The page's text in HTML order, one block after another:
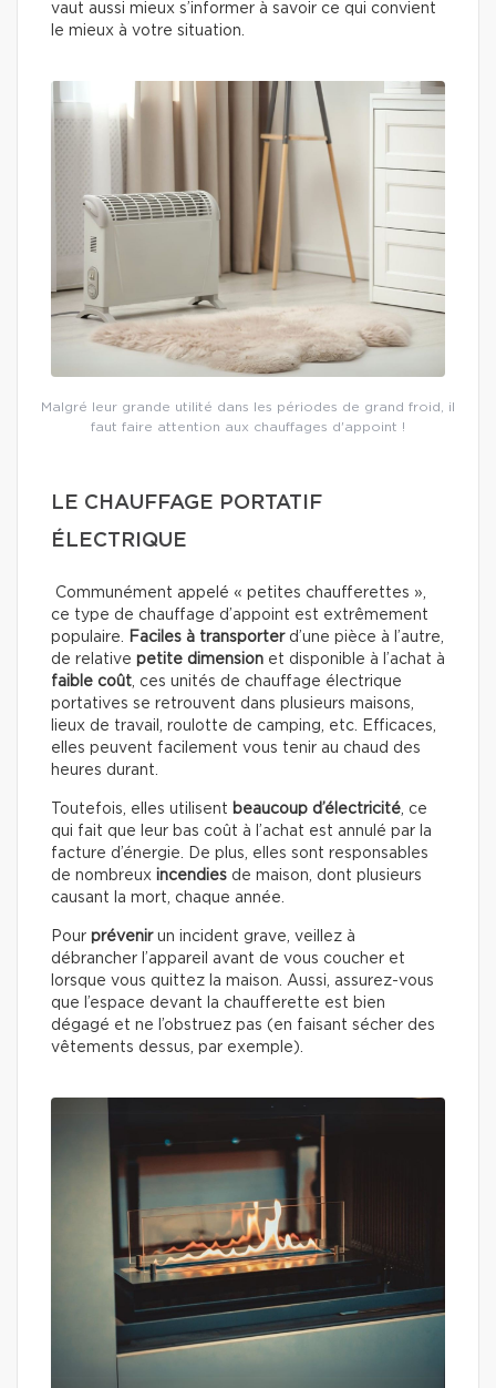
vaut aussi mieux s’informer à savoir ce qui convient
le mieux à votre situation.
Malgré leur grande utilité dans les périodes de grand froid, il
faut faire attention aux chauffages d'appoint !
LE CHAUFFAGE PORTATIF
ÉLECTRIQUE
Communément appelé « petites chaufferettes »,
ce type de chauffage d’appoint est extrêmement
populaire.
Faciles à transporterd’une pièce à l’autre,
de relative petite dimension et disponible à l’achat à
faible coût , ces unités de chauffage électrique
portatives se retrouvent dans plusieurs maisons,
lieux de travail, roulotte de camping, etc. Efficaces,
elles peuvent facilement vous tenir au chaud des
heures durant.
Toutefois, elles utilisent beaucoup d’électricité , ce
qui fait que leur bas coût à l’achat est annulé par la
facture d’énergie. De plus, elles sont responsables
de nombreux incendies de maison, dont plusieurs
causant la mort, chaque année.
Pour prévenirun incident grave, veillez à
débrancher l’appareil avant de vous coucher et
lorsque vous quittez la maison. Aussi, assurez-vous
que l’espace devant la chaufferette est bien
dégagé et ne l’obstruez pas (en faisant sécher des
vêtements dessus, par exemple).